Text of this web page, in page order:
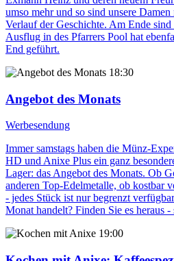
umso mehr und so sind unsere
Verlauf der Geschichte. Am Ende
Ausflug in des Pfarrers Pool hat
End geführt.
18:30
Angebot des Monats
Werbesendung
Immer samstags haben die Münz-
HD und Anixe Plus ein ganz
Lager: das Angebot des Monats. Ob
anderen Top-Edelmetalle, ob kostbar
- jedes Stück ist nur begrenzt
Monat handelt? Finden Sie es heraus -
19:00